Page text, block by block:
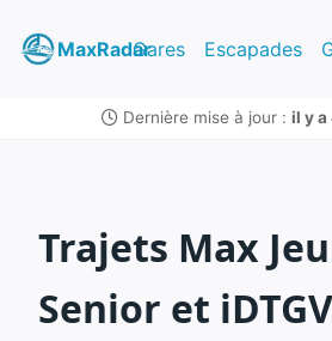
MaxRadarGares Escapades
Dernière mise à jour : il y a
Trajets Max
Senior et